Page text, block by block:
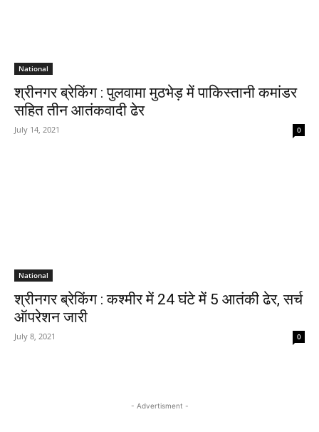
National
श्रीनगर ब्रेकिंग : पुलवामा मुठभेड़ में पाकिस्तानी कमांडर
सहित तीन आतंकवादी ढेर
July 14, 2021 0
National
श्रीनगर ब्रेकिंग : कश्मीर में 24 घंटे में 5 आतंकी ढेर, सर्च
ऑपरेशन जारी
July 8, 2021 0
- Advertisment -